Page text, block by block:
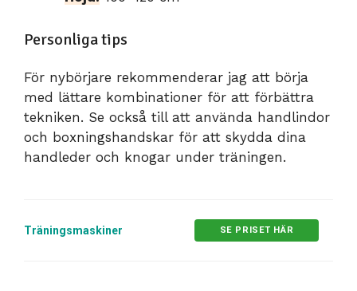
Personliga tips
För nybörjare rekommenderar jag att börja
med lättare kombinationer för att förbättra
tekniken. Se också till att använda handlindor
och boxningshandskar för att skydda dina
handleder och knogar under träningen.
Träningsmaskiner SE PRISET HÄR